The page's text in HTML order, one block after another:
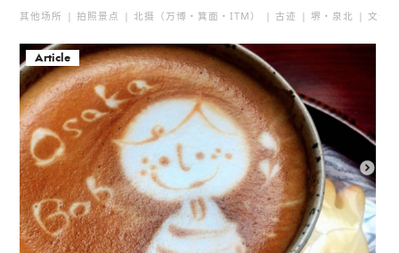
其他场所 拍照景点 北摄（万博・箕面・ITM） 古迹 堺・泉北 文化
Article